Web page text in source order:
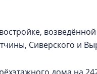
Сиверского и